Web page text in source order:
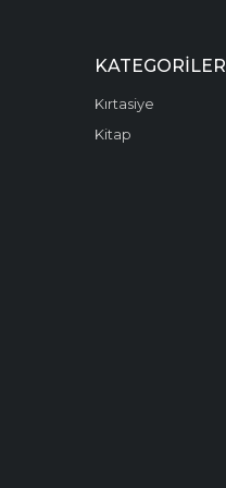
KATEGORILER
Kırtasiye
Kitap